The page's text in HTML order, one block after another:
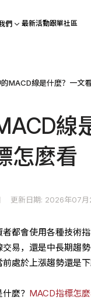
們 最新活動跟單社區
線
怎麼看
更新日期: 2026年07月
都會使用各種技術
易，還是中長期趨
處於上漲趨勢還是下
麼？ MACD指標怎